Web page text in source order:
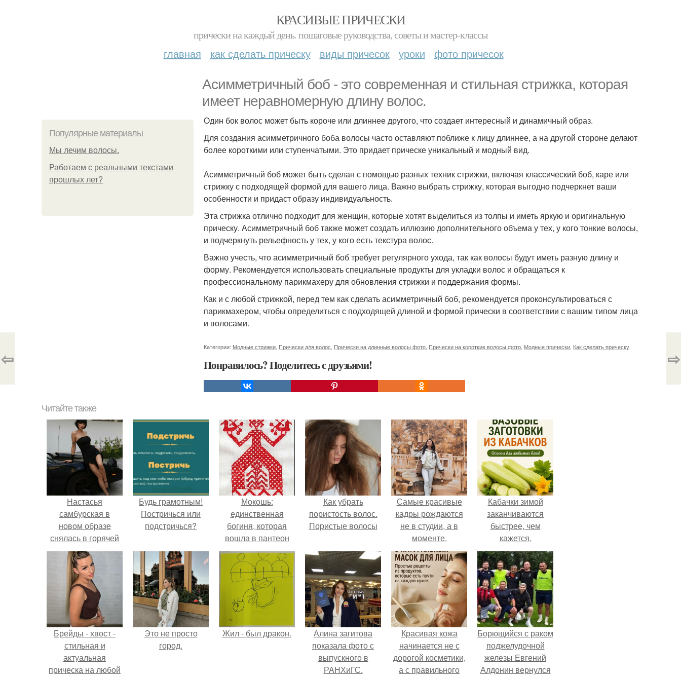
КРАСИВЫЕ ПРИЧЕСКИ
прически на каждый день. пошаговые руководства, советы и мастер-классы
главная как сделать прическу виды причесок уроки фото причесок
Асимметричный боб - это современная и стильная стрижка, которая
имеет неравномерную длину волос.
Популярные материалы
Мы лечим волосы.
Работаем с реальными текстами
прошлых лет?
Один бок волос может быть короче или длиннее другого, что создает интересный и динамичный образ.
Для создания асимметричного боба волосы часто оставляют поближе к лицу длиннее, а на другой стороне делают
более короткими или ступенчатыми. Это придает прическе уникальный и модный вид.
Асимметричный боб может быть сделан с помощью разных техник стрижки, включая классический боб, каре или
стрижку с подходящей формой для вашего лица. Важно выбрать стрижку, которая выгодно подчеркнет ваши
особенности и придаст образу индивидуальность.
Эта стрижка отлично подходит для женщин, которые хотят выделиться из толпы и иметь яркую и оригинальную
прическу. Асимметричный боб также может создать иллюзию дополнительного объема у тех, у кого тонкие волосы,
и подчеркнуть рельефность у тех, у кого есть текстура волос.
Важно учесть, что асимметричный боб требует регулярного ухода, так как волосы будут иметь разную длину и
форму. Рекомендуется использовать специальные продукты для укладки волос и обращаться к
профессиональному парикмахеру для обновления стрижки и поддержания формы.
Как и с любой стрижкой, перед тем как сделать асимметричный боб, рекомендуется проконсультироваться с
парикмахером, чтобы определиться с подходящей длиной и формой прически в соответствии с вашим типом лица
и волосами.
Категории: Модные стрижки Прически для волос Прически на длинные волосы фото Прически на короткие волосы фото Модные прически Как сделать прическу
Понравилось? Поделитесь с друзьями!
⇦ ⇨
Читайте также
Настасья
самбурская в
новом образе
снялась в горячей
фотосессии -
подписчики в
восторге.
Будь грамотным!
Постричься или
подстричься?
Мокошь:
единственная
богиня, которая
вошла в пантеон
князя Владимира.
Как убрать
пористость волос.
Пористые волосы
Самые красивые
кадры рождаются
не в студии, а в
моменте.
Кабачки зимой
заканчиваются
быстрее, чем
кажется.
Брейды - хвост -
стильная и
актуальная
прическа на любой
Это не просто
город.
Жил - был дракон.
Алина загитова
показала фото с
выпускного в
РАНХиГС.
Красивая кожа
начинается не с
дорогой косметики,
а с правильного
Борющийся с раком
поджелудочной
железы Евгений
Алдонин вернулся